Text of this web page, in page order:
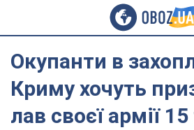
Окупанти в
Криму хочуть
лав своєї армії